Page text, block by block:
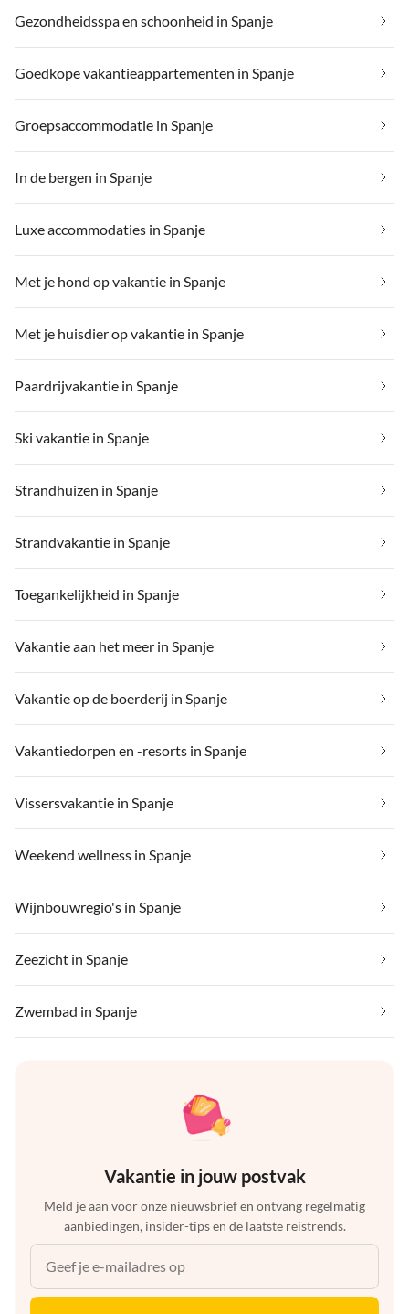
Gezondheidsspa en schoonheid in Spanje
Goedkope vakantieappartementen in Spanje
Groepsaccommodatie in Spanje
In de bergen in Spanje
Luxe accommodaties in Spanje
Met je hond op vakantie in Spanje
Met je huisdier op vakantie in Spanje
Paardrijvakantie in Spanje
Ski vakantie in Spanje
Strandhuizen in Spanje
Strandvakantie in Spanje
Toegankelijkheid in Spanje
Vakantie aan het meer in Spanje
Vakantie op de boerderij in Spanje
Vakantiedorpen en -resorts in Spanje
Vissersvakantie in Spanje
Weekend wellness in Spanje
Wijnbouwregio's in Spanje
Zeezicht in Spanje
Zwembad in Spanje
Vakantie in jouw postvak
Meld je aan voor onze nieuwsbrief en ontvang regelmatig
aanbiedingen, insider-tips en de laatste reistrends.